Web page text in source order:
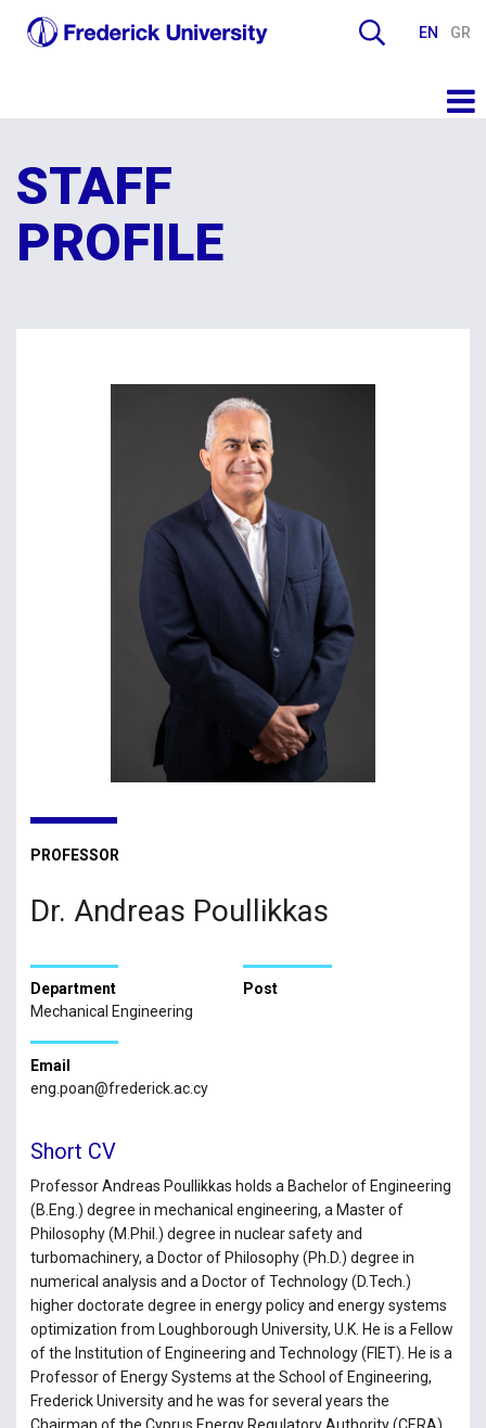
EN GR
STAFF
PROFILE
PROFESSOR
Dr. Andreas Poullikkas
Department
Mechanical Engineering
Post
Email
eng.poan@frederick.ac.cy
Short CV
Professor Andreas Poullikkas holds a Bachelor of Engineering
(B.Eng.) degree in mechanical engineering, a Master of
Philosophy (M.Phil.) degree in nuclear safety and
turbomachinery, a Doctor of Philosophy (Ph.D.) degree in
numerical analysis and a Doctor of Technology (D.Tech.)
higher doctorate degree in energy policy and energy systems
optimization from Loughborough University, U.K. He is a Fellow
of the Institution of Engineering and Technology (FIET). He is a
Professor of Energy Systems at the School of Engineering,
Frederick University and he was for several years the
Chairman of the Cyprus Energy Regulatory Authority (CERA)